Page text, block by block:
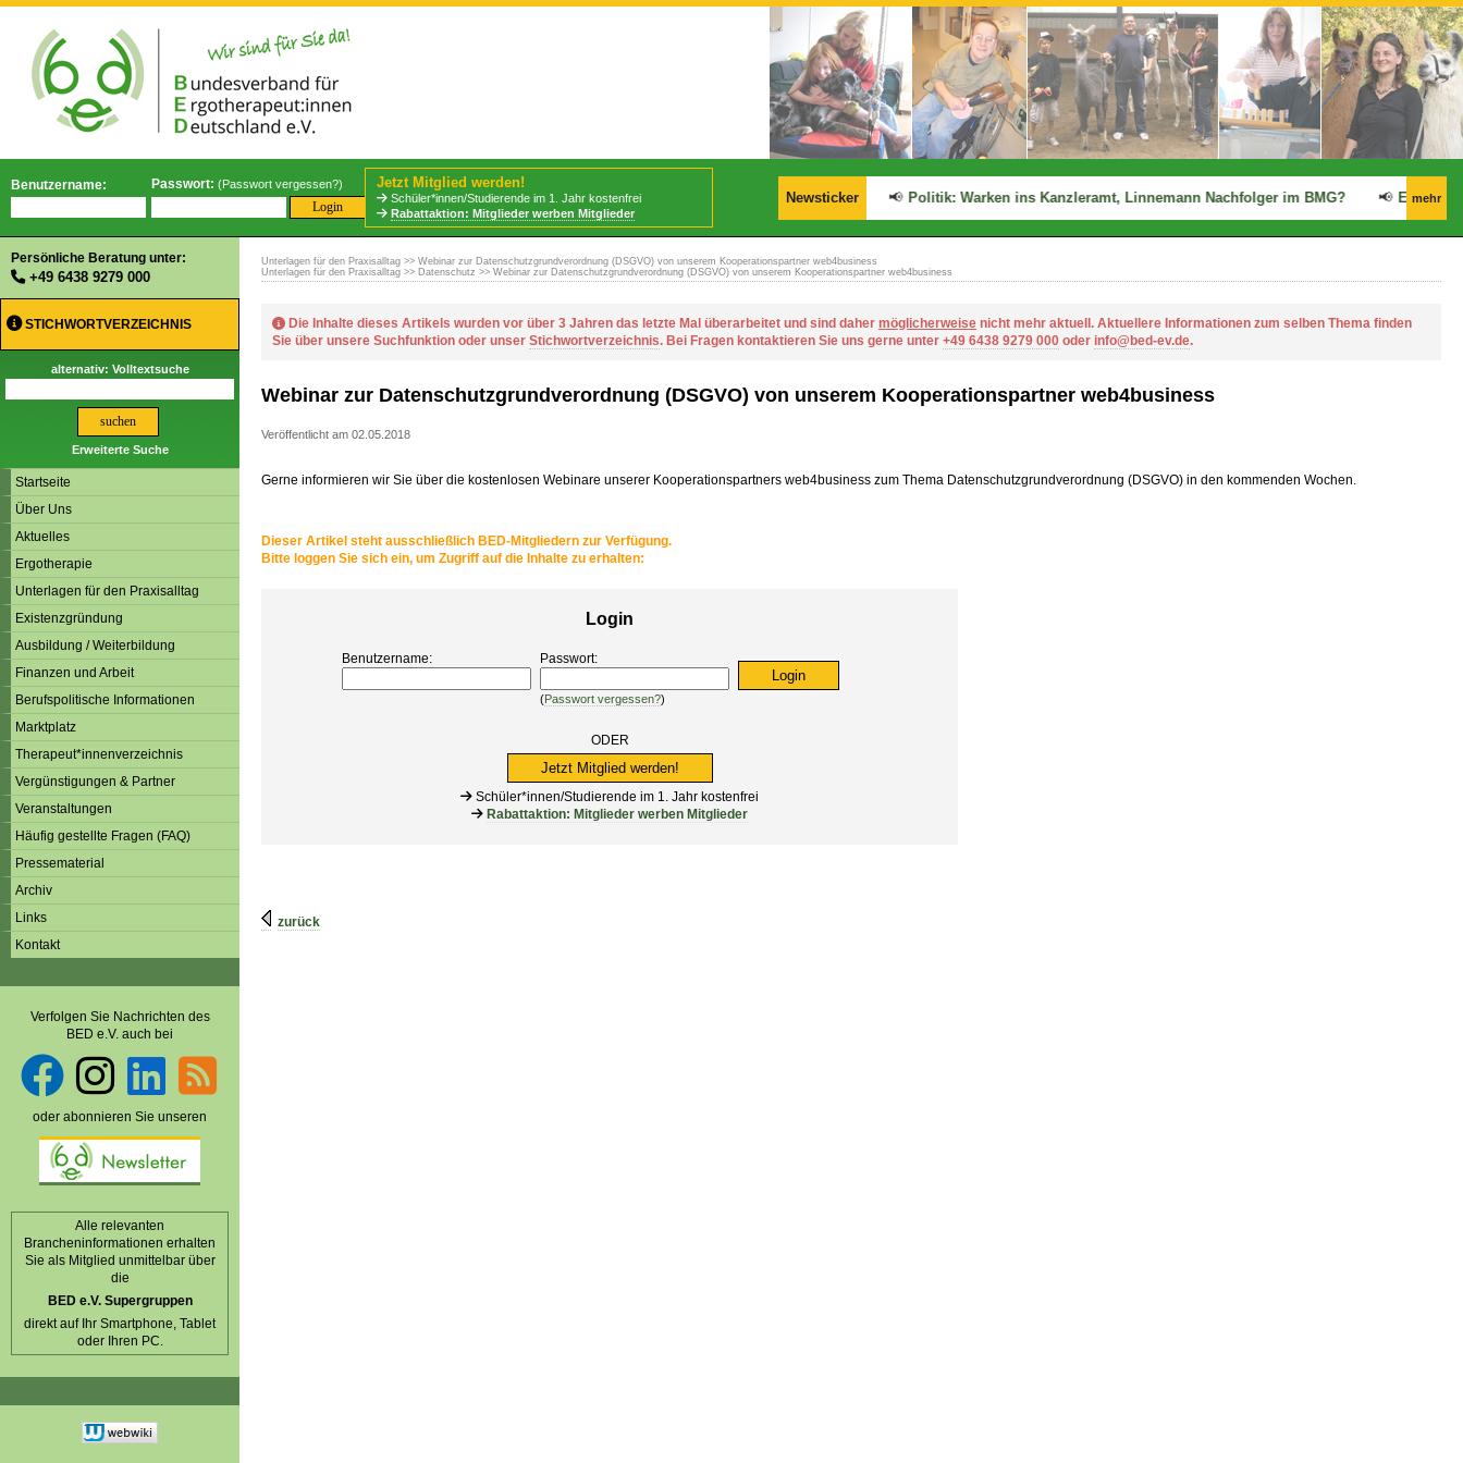
Benutzername: Passwort: (Passwort vergessen?) Jetzt Mitglied werden!
Schüler*innen/Studierende im 1. Jahr kostenfrei
Rabattaktion: Mitglieder werben Mitglieder
Newsticker
📢 BStabG tritt am 30.07.2026 in Kraft! Politik: Warken ins Kanzleramt, Linnemann Nachfolger im BMG? Ergo:mehr
Persönliche Beratung unter:
+49 6438 9279 000
STICHWORTVERZEICHNIS
alternativ: Volltextsuche
Erweiterte Suche
Startseite
Über Uns
Aktuelles
Ergotherapie
Unterlagen für den Praxisalltag
Existenzgründung
Ausbildung / Weiterbildung
Finanzen und Arbeit
Berufspolitische Informationen
Marktplatz
Therapeut*innenverzeichnis
Vergünstigungen & Partner
Veranstaltungen
Häufig gestellte Fragen (FAQ)
Pressematerial
Archiv
Links
Kontakt
Verfolgen Sie Nachrichten des
BED e.V. auch bei
oder abonnieren Sie unseren
Alle relevanten
Brancheninformationen erhalten
Sie als Mitglied unmittelbar über
die
BED e.V. Supergruppen
direkt auf Ihr Smartphone, Tablet
oder Ihren PC.
Unterlagen für den Praxisalltag >> Webinar zur Datenschutzgrundverordnung (DSGVO) von unserem Kooperationspartner web4business
Unterlagen für den Praxisalltag >> Datenschutz >> Webinar zur Datenschutzgrundverordnung (DSGVO) von unserem Kooperationspartner web4business
Die Inhalte dieses Artikels wurden vor über 3 Jahren das letzte Mal überarbeitet und sind daher möglicherweise nicht mehr aktuell. Aktuellere Informationen zum selben Thema finden
Sie über unsere Suchfunktion oder unser Stichwortverzeichnis. Bei Fragen kontaktieren Sie uns gerne unter +49 6438 9279 000 oder info@bed-ev.de.
Webinar zur Datenschutzgrundverordnung (DSGVO) von unserem Kooperationspartner web4business
Veröffentlicht am 02.05.2018
Gerne informieren wir Sie über die kostenlosen Webinare unserer Kooperationspartners web4business zum Thema Datenschutzgrundverordnung (DSGVO) in den kommenden Wochen.
Dieser Artikel steht ausschließlich BED-Mitgliedern zur Verfügung.
Bitte loggen Sie sich ein, um Zugriff auf die Inhalte zu erhalten:
Login
Benutzername: Passwort:
(Passwort vergessen?)
ODER
Jetzt Mitglied werden!
Schüler*innen/Studierende im 1. Jahr kostenfrei
Rabattaktion: Mitglieder werben Mitglieder
zurück